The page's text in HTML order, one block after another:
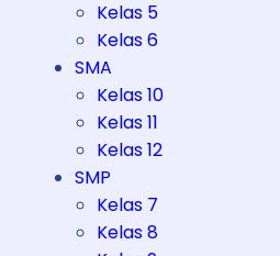
Kelas 5
Kelas 6
SMA
Kelas 10
Kelas 11
Kelas 12
SMP
Kelas 7
Kelas 8